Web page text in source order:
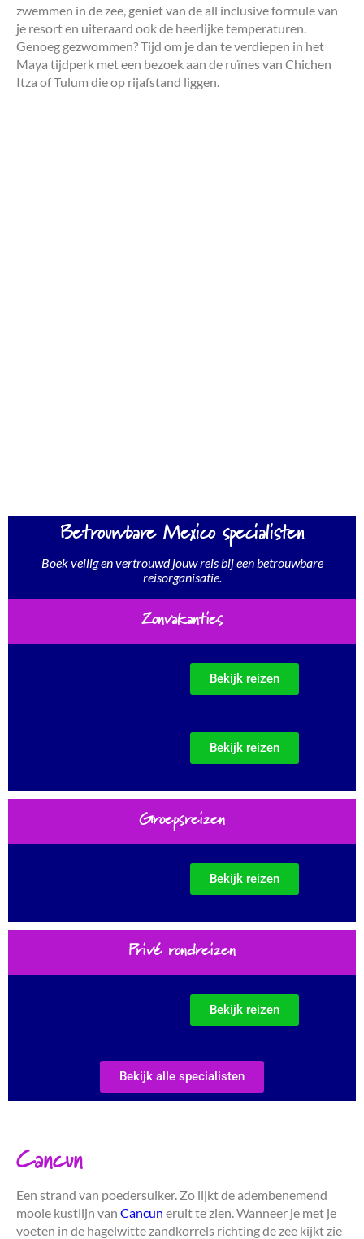
zwemmen in de zee, geniet van de all inclusive formule van
je resort en uiteraard ook de heerlijke temperaturen.
Genoeg gezwommen? Tijd om je dan te verdiepen in het
Maya tijdperk met een bezoek aan de ruïnes van Chichen
Itza of Tulum die op rijafstand liggen.
Betrouwbare Mexico specialisten
Boek veilig en vertrouwd jouw reis bij een betrouwbare
reisorganisatie.
Zonvakanties
Bekijk reizen
Bekijk reizen
Groepsreizen
Bekijk reizen
Privé rondreizen
Bekijk reizen
Bekijk alle specialisten
Cancun
Een strand van poedersuiker. Zo lijkt de adembenemend
mooie kustlijn van Cancun eruit te zien. Wanneer je met je
voeten in de hagelwitte zandkorrels richting de zee kijkt zie